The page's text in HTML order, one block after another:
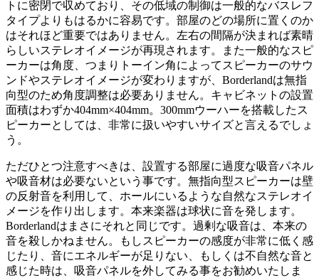
トに密閉で収めており、その低域の制御は一般的なバスレフ
タイプよりもはるかに容易です。部屋のどの場所に置くのか
はそれほど重要ではありません。左右の間隔が決まれば素晴
らしいステレオイメージが再現されます。また一般的なスピ
ーカーは角度、つまりトーイン角によってスピーカーのサウ
ンドやステレオイメージが変わりますが、Borderlandは無指
向型のため角度調整は必要ありません。キャビネットの設置
面積はわずか404mm×404mm。300mmウーハーを搭載したス
ピーカーとしては、非常に扱いやすいサイズと言えるでしょ
う。
ただひとつ注意すべきは、設置する部屋に過度な吸音パネル
や吸音材は必要ないという事です。無指向型スピーカーは壁
の反射音を利用して、ホールにいるような自然なステレオイ
メージを作り出します。本来楽器は球状に音を発します。
Borderlandはまさにそれと同じです。過剰な吸音は、本来の
音を殺しかねません。もしスピーカーの感度が非常に低く感
じたり、音にエネルギーが足りない、もしくは不自然な音と
感じた時は、吸音パネルを外してみる事をお勧めいたしま